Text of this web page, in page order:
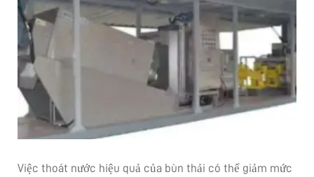
Việc thoát nước hiệu quả của bùn thải có thể giảm mức